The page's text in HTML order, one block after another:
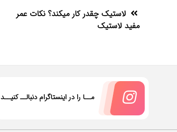
لاستیک چقدر کار میکند؟ نکات عمر
مفید لاستیک
مــا را در اینستاگرام دنبالــ کنیــد